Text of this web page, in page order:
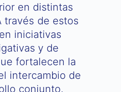
en distintas
través de estos
iniciativas
y de
fortalecen la
intercambio de
conjunto.